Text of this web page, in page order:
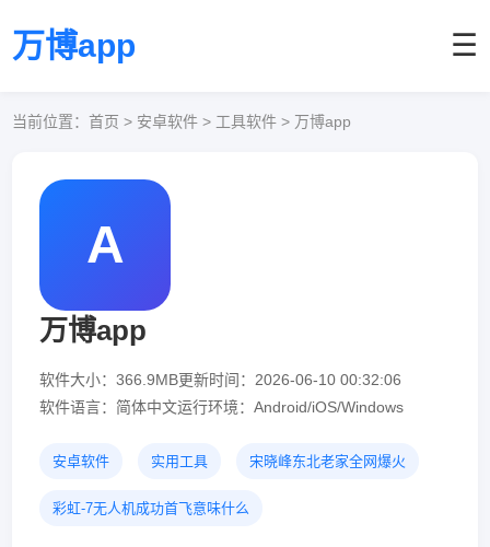
万博app ☰
当前位置：首页 > 安卓软件 > 工具软件 > 万博app
A
万博app
软件大小：366.9MB更新时间：2026-06-10 00:32:06
软件语言：简体中文运行环境：Android/iOS/Windows
安卓软件 实用工具 宋晓峰东北老家全网爆火
彩虹-7无人机成功首飞意味什么